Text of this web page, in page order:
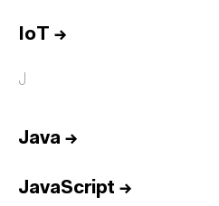
IoT →
J
Java →
JavaScript →